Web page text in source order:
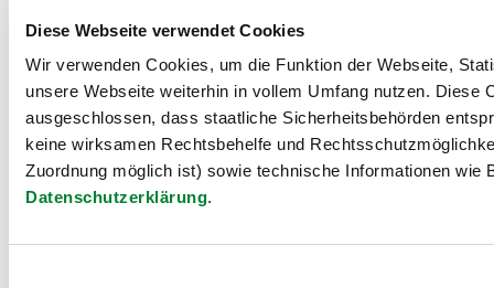
Diese Webseite verwendet Cookies
Wir verwenden Cookies, um die Funktion der Webseite,
unsere Webseite weiterhin in vollem Umfang nutzen.
ausgeschlossen, dass staatliche Sicherheitsbehörden
keine wirksamen Rechtsbehelfe und
Zuordnung möglich ist) sowie technische Informationen
Datenschutzerklärung.